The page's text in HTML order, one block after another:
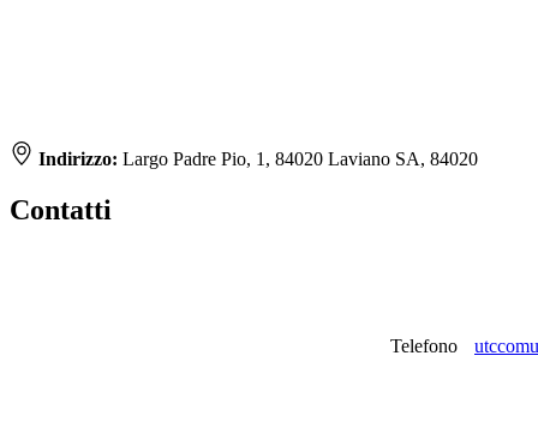
Indirizzo: Largo Padre Pio, 1, 84020 Laviano SA, 84020
Contatti
Telefono